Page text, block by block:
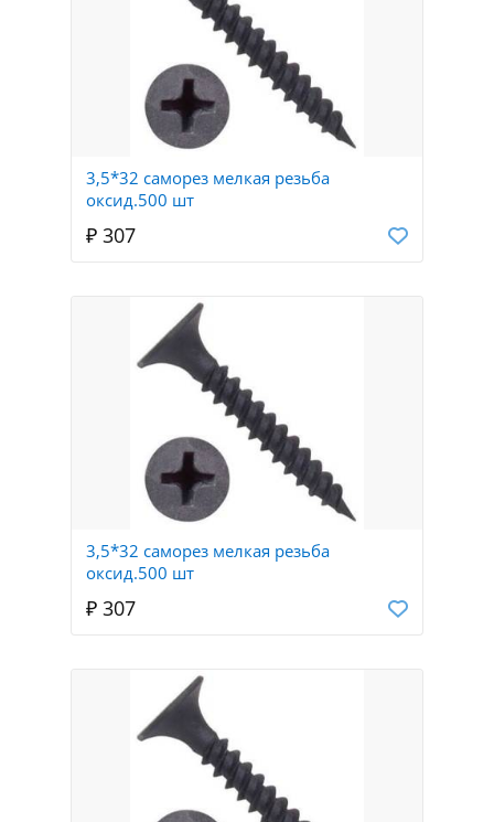
3,5*32 саморез мелкая резьба
оксид.500 шт
₽ 307
3,5*32 саморез мелкая резьба
оксид.500 шт
₽ 307